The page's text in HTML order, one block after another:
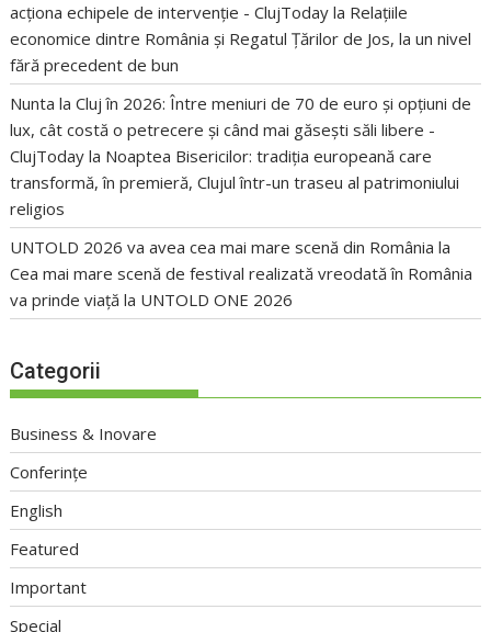
acționa echipele de intervenție - ClujToday la Relațiile
economice dintre România și Regatul Țărilor de Jos, la un nivel
fără precedent de bun
Nunta la Cluj în 2026: Între meniuri de 70 de euro și opțiuni de
lux, cât costă o petrecere și când mai găsești săli libere -
ClujToday la Noaptea Bisericilor: tradiția europeană care
transformă, în premieră, Clujul într-un traseu al patrimoniului
religios
UNTOLD 2026 va avea cea mai mare scenă din România la
Cea mai mare scenă de festival realizată vreodată în România
va prinde viață la UNTOLD ONE 2026
Categorii
Business & Inovare
Conferințe
English
Featured
Important
Special